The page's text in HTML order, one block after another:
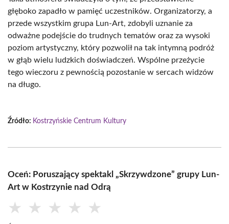
głęboko zapadło w pamięć uczestników. Organizatorzy, a
przede wszystkim grupa Lun-Art, zdobyli uznanie za
odważne podejście do trudnych tematów oraz za wysoki
poziom artystyczny, który pozwolił na tak intymną podróż
w głąb wielu ludzkich doświadczeń. Wspólne przeżycie
tego wieczoru z pewnością pozostanie w sercach widzów
na długo.
Źródło: Kostrzyńskie Centrum Kultury
Oceń: Poruszający spektakl „Skrzywdzone” grupy Lun-
Art w Kostrzynie nad Odrą
★ ★ ★ ★ ★